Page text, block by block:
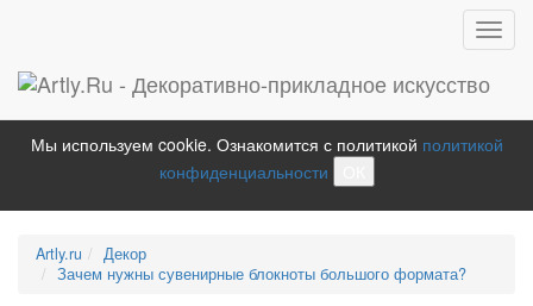
Мы используем cookie. Ознакомится с политикой политикой
конфиденциальности
Artly.ru
Декор
Зачем нужны сувенирные блокноты большого формата?